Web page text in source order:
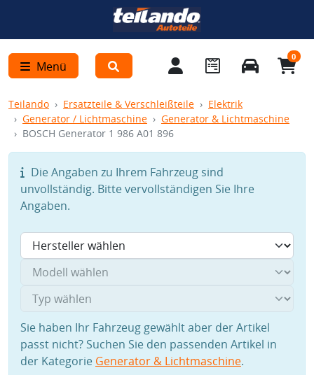
Menü
0
Teilando Ersatzteile & Verschleißteile
Elektrik
Generator / Lichtmaschine
Generator & Lichtmaschine
BOSCH Generator 1 986 A01 896
Die Angaben zu Ihrem Fahrzeug sind
unvollständig. Bitte vervollständigen Sie Ihre
Angaben.
Sie haben Ihr Fahrzeug gewählt aber der Artikel
passt nicht? Suchen Sie den passenden Artikel in
der Kategorie Generator & Lichtmaschine.